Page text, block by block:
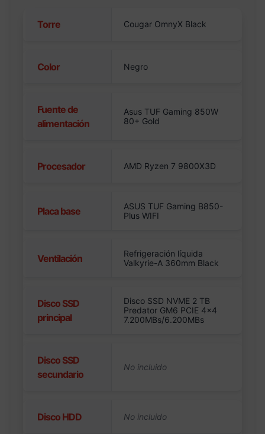
Torre Cougar OmnyX Black
Color Negro
Fuente de
alimentación
Asus TUF Gaming 850W
80+ Gold
Procesador AMD Ryzen 7 9800X3D
Placa base
ASUS TUF Gaming B850-
Plus WIFI
Ventilación
Refrigeración líquida
Valkyrie-A 360mm Black
Disco SSD
principal
Disco SSD NVME 2 TB
Predator GM6 PCIE 4×4
7.200MBs/6.200MBs
Disco SSD
secundario
Disco HDD